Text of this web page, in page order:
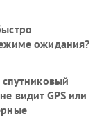
ожидания?
спутниковый
видит GPS или